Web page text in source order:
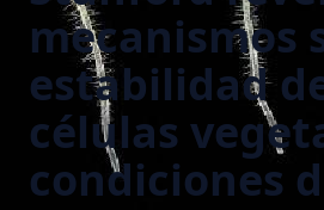
mecanismos
estabilidad
células
condiciones